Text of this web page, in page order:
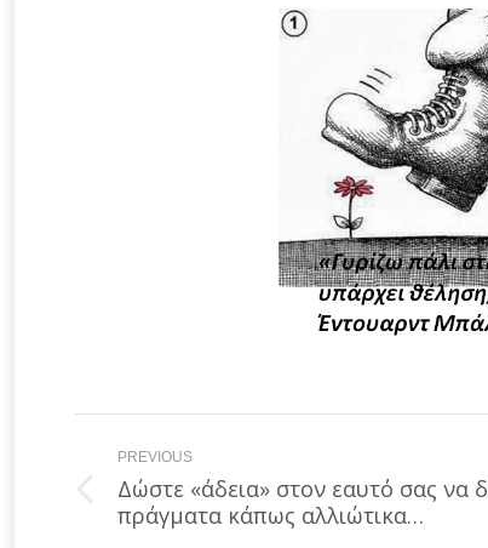
Post
navigation
PREVIOUS
Previous
post:
Δώστε «άδεια» στον εαυτό σας να
πράγματα κάπως αλλιώτικα…